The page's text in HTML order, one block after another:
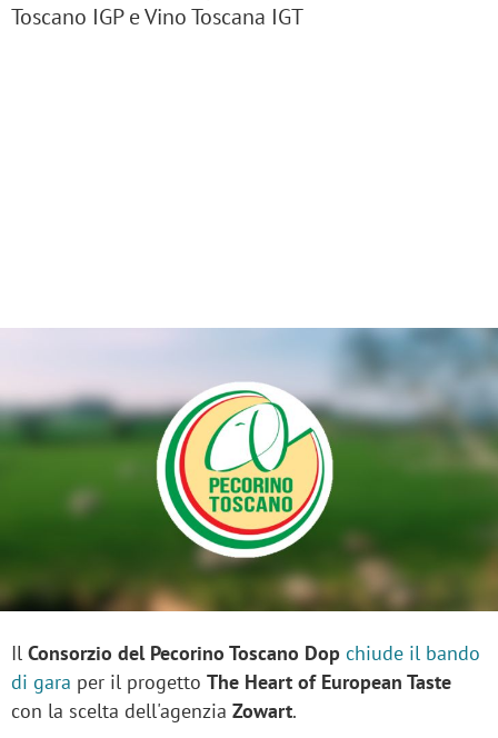
Toscano IGP e Vino Toscana IGT
Il Consorzio del Pecorino Toscano Dop chiude il bando
di gara per il progetto The Heart of European Taste
con la scelta dell'agenzia Zowart.